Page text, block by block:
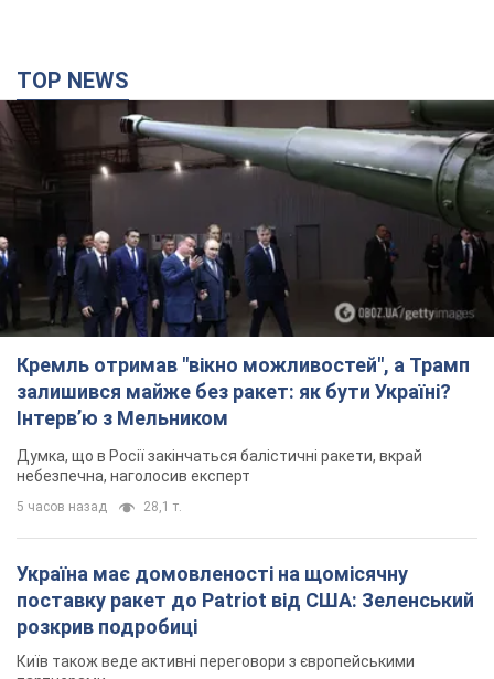
Кремль отримав "вікно можливостей", а Трамп
залишився майже без ракет: як бути Україні?
Інтерв’ю з Мельником
Думка, що в Росії закінчаться балістичні ракети, вкрай
небезпечна, наголосив експерт
Україна має домовленості на щомісячну
поставку ракет до Patriot від США: Зеленський
розкрив подробиці
Київ також веде активні переговори з європейськими
партнерами
2 часа назад 2,3 т.
внаслідок удару РФ по Київщині загинула
директорка київського ліцею, її чоловік та онук
Вічна пам'ять жертвам російського терору
3 часа назад 14,1 т.